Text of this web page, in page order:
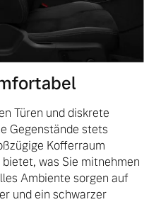
Türen und diskrete
Gegenstände stets
Kofferraum
was Sie mitnehmen
Ambiente sorgen auf
und ein schwarzer